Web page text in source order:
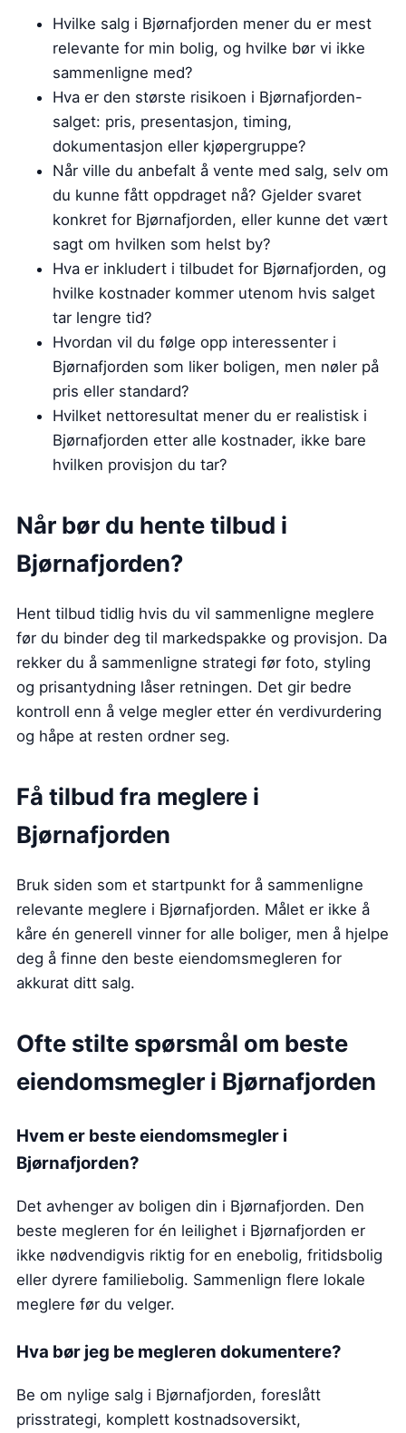
Hvilke salg i Bjørnafjorden mener du er mest
relevante for min bolig, og hvilke bør vi ikke
sammenligne med?
Hva er den største risikoen i Bjørnafjorden-
salget: pris, presentasjon, timing,
dokumentasjon eller kjøpergruppe?
Når ville du anbefalt å vente med salg, selv om
du kunne fått oppdraget nå? Gjelder svaret
konkret for Bjørnafjorden, eller kunne det vært
sagt om hvilken som helst by?
Hva er inkludert i tilbudet for Bjørnafjorden, og
hvilke kostnader kommer utenom hvis salget
tar lengre tid?
Hvordan vil du følge opp interessenter i
Bjørnafjorden som liker boligen, men nøler på
pris eller standard?
Hvilket nettoresultat mener du er realistisk i
Bjørnafjorden etter alle kostnader, ikke bare
hvilken provisjon du tar?
Når bør du hente tilbud i
Bjørnafjorden?
Hent tilbud tidlig hvis du vil sammenligne meglere
før du binder deg til markedspakke og provisjon. Da
rekker du å sammenligne strategi før foto, styling
og prisantydning låser retningen. Det gir bedre
kontroll enn å velge megler etter én verdivurdering
og håpe at resten ordner seg.
Få tilbud fra meglere i
Bjørnafjorden
Bruk siden som et startpunkt for å sammenligne
relevante meglere i Bjørnafjorden. Målet er ikke å
kåre én generell vinner for alle boliger, men å hjelpe
deg å finne den beste eiendomsmegleren for
akkurat ditt salg.
Ofte stilte spørsmål om beste
eiendomsmegler i Bjørnafjorden
Hvem er beste eiendomsmegler i
Bjørnafjorden?
Det avhenger av boligen din i Bjørnafjorden. Den
beste megleren for én leilighet i Bjørnafjorden er
ikke nødvendigvis riktig for en enebolig, fritidsbolig
eller dyrere familiebolig. Sammenlign flere lokale
meglere før du velger.
Hva bør jeg be megleren dokumentere?
Be om nylige salg i Bjørnafjorden, foreslått
prisstrategi, komplett kostnadsoversikt,